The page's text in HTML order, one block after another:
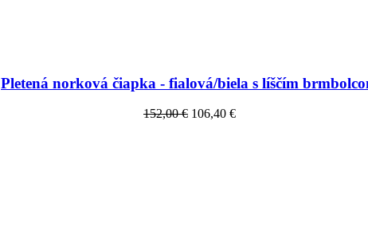
Pletená norková čiapka - fialová/biela s líščím
152,00 € 106,40 €